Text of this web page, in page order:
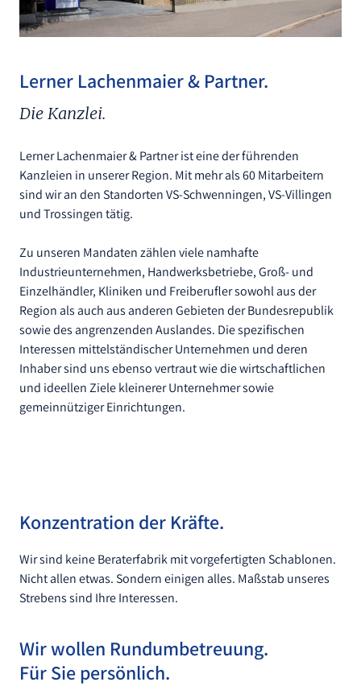
Lerner Lachenmaier & Partner.
Die Kanzlei.
Lerner Lachenmaier & Partner ist eine der führenden
Kanzleien in unserer Region. Mit mehr als 60 Mitarbeitern
sind wir an den Standorten VS-Schwenningen, VS-Villingen
und Trossingen tätig.
Zu unseren Mandaten zählen viele namhafte
Industrieunternehmen, Handwerksbetriebe, Groß- und
Einzelhändler, Kliniken und Freiberufler sowohl aus der
Region als auch aus anderen Gebieten der Bundesrepublik
sowie des angrenzenden Auslandes. Die spezifischen
Interessen mittelständischer Unternehmen und deren
Inhaber sind uns ebenso vertraut wie die wirtschaftlichen
und ideellen Ziele kleinerer Unternehmer sowie
gemeinnütziger Einrichtungen.
Konzentration der Kräfte.
Wir sind keine Beraterfabrik mit vorgefertigten Schablonen.
Nicht allen etwas. Sondern einigen alles. Maßstab unseres
Strebens sind Ihre Interessen.
Wir wollen Rundumbetreuung.
Für Sie persönlich.